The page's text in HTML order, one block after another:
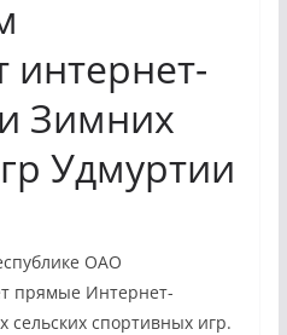
интернет-
Зимних
Удмуртии
ОАО
прямые Интернет-
сельских спортивных игр.